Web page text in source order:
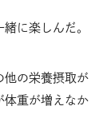
に楽しんだ。
他の栄養摂取が
体重が増えなか